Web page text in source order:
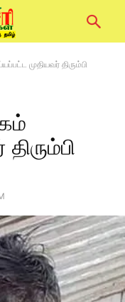
முதியவர் திரும்பி